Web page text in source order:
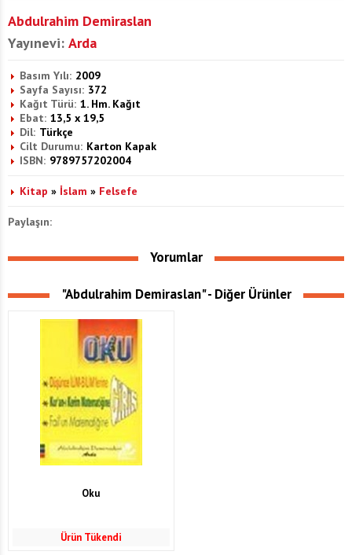
Abdulrahim Demiraslan
Yayınevi: Arda
Basım Yılı: 2009
Sayfa Sayısı: 372
Kağıt Türü: 1. Hm. Kağıt
Ebat: 13,5 x 19,5
Dil: Türkçe
Cilt Durumu: Karton Kapak
ISBN: 9789757202004
Kitap » İslam » Felsefe
Paylaşın:
Yorumlar
"Abdulrahim Demiraslan" - Diğer Ürünler
Oku
Ürün Tükendi